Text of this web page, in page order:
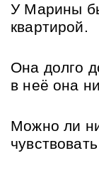
У Марины
квартирой.
Она долго
в неё она
Можно ли